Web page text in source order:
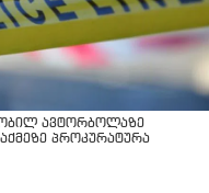
ავტორბოლაზე
პროკურატურა